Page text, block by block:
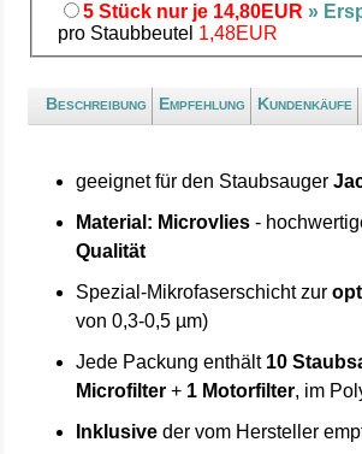
5 Stück nur je 14,80EUR »
pro Staubbeutel 1,48EUR
Beschreibung Empfehlung Kundenkäufe
geeignet für den Staubsauger
Material: Microvlies -
Qualität
Spezial-Mikrofaserschicht zur
von 0,3-0,5 µm)
Jede Packung enthält 10
Microfilter + 1 Motorfilter, im
Inklusive der vom Hersteller